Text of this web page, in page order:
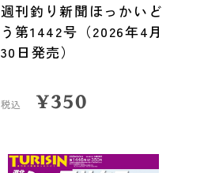
週刊釣り新聞ほっかいど
う第1442号（2026年4月
30日発売）
税込 ¥350